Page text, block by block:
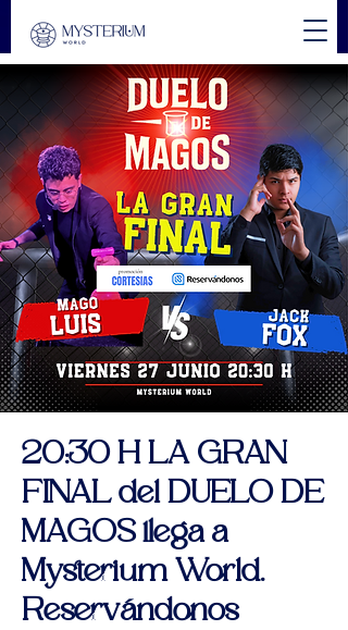
20:30 H LA GRAN
FINAL del DUELO DE
MAGOS llega a
Mysterium World.
Reservándonos